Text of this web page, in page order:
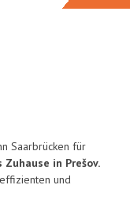
Saarbrücken für
Zuhause in Prešov.
und